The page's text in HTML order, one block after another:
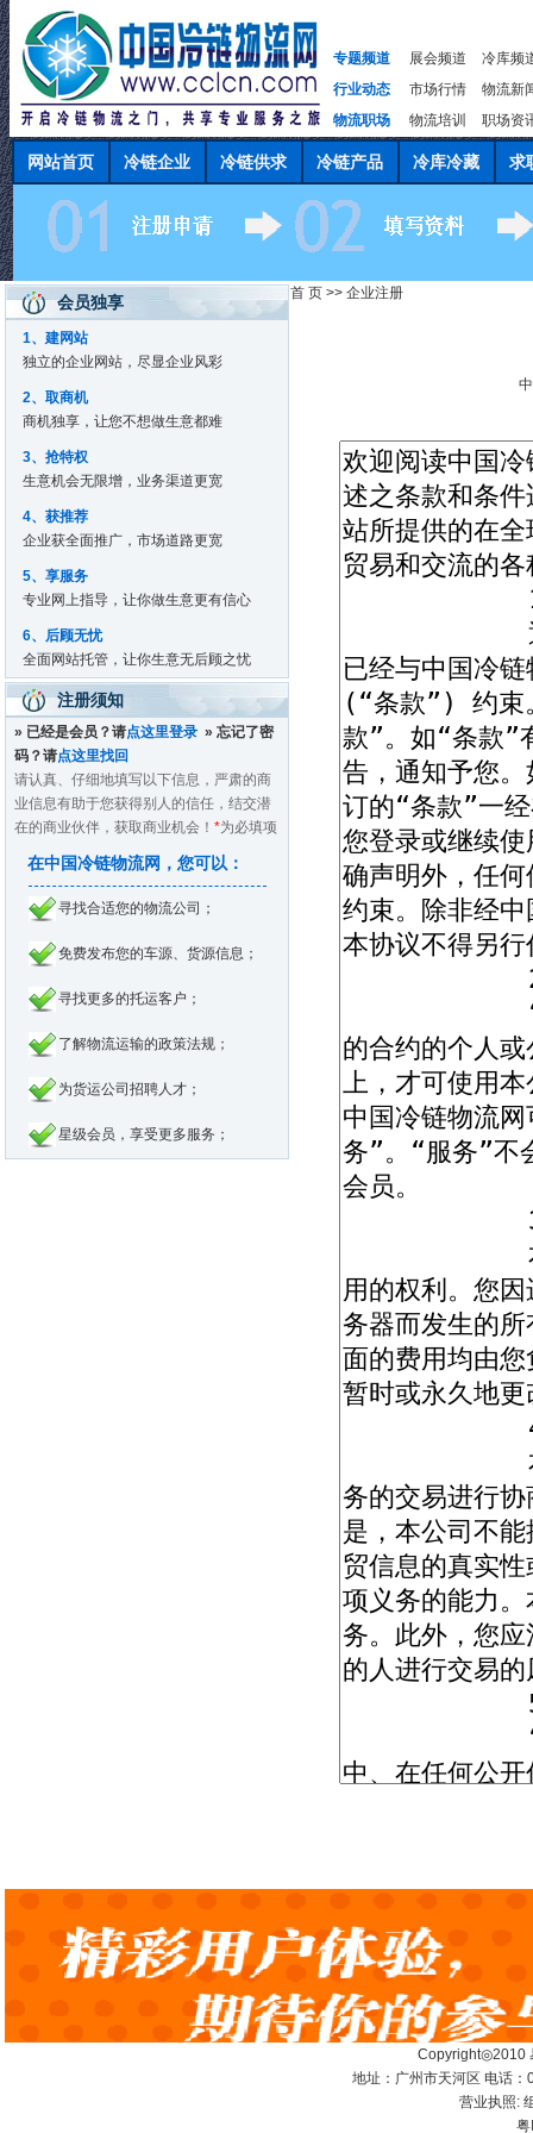
专题频道 展会频道
冷库频
行业动态
市场行情
物流新
物流职场
物流培训 职场资
网站首页 冷链企业 冷链供求 冷链产品 冷库冷藏 求
会员独享
1、建网站
独立的企业网站，尽显企业风彩
2、取商机
商机独享，让您不想做生意都难
3、抢特权
生意机会无限增，业务渠道更宽
4、获推荐
企业获全面推广，市场道路更宽
5、享服务
专业网上指导，让你做生意更有信心
6、后顾无忧
全面网站托管，让你生意无后顾之忧
注册须知
» 已经是会员？请点这里登录 » 忘记了密
码？请点这里找回
请认真、仔细地填写以下信息，严肃的商
业信息有助于您获得别人的信任，结交潜
在的商业伙伴，获取商业机会！ *为必填项
在中国冷链物流网，您可以：
寻找合适您的物流公司；
免费发布您的车源、货源信息；
寻找更多的托运客户；
了解物流运输的政策法规；
为货运公司招聘人才；
星级会员，享受更多服务；
首 页 >> 企业注册
Copyright◎2010
地址：广州市天河区 电话
营业执照: